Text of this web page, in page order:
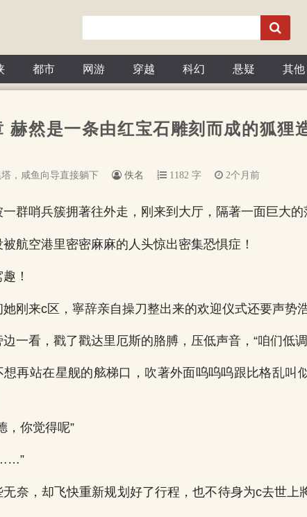
都市 网游 穿越 科幻 悬疑 其他
赫然是一条由红宝石雕刻而成的狐狸
，咸鱼向导直接躺下 佚名 1182 字 2个月前
一群哨兵簇拥著往外走，刚来到大厅，隔著一面巨大
被航空港里密密麻麻的人头惊出密集恐惧症！
！
她刚来c区，寧辞亲自操刀整出来的欢迎仪式还要声势
边一看，戳了戳达里厄斯的胳膊，压低声音，“咱们
想再站在星舰的舷梯口，吹著外面呜呜呜跟比格乱叫
，你觉得呢”
无奈，却飞快重新规划好了行程，也不待身为c去世上